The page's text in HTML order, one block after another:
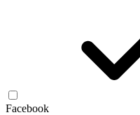
Facebook